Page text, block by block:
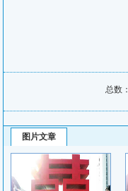
总数：
图片文章